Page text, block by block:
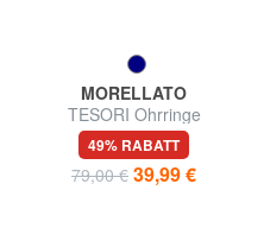
MORELLATO
TESORI Ohrringe
49% RABATT
79,00 € 39,99 €